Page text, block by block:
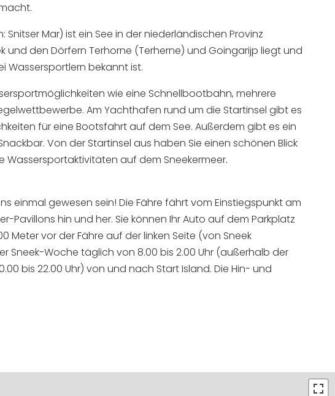
Snitser Mar) ist ein See in der niederländischen Provinz
und den Dörfern Terhorne (Terherne) und Goingarijp liegt und
Wassersportlern bekannt ist.
wie eine Schnellbootbahn, mehrere
Am Yachthafen rund um die Startinsel gibt es
für eine Bootsfahrt auf dem See. Außerdem gibt es ein
Von der Startinsel aus haben Sie einen schönen Blick
auf dem Sneekermeer.
einmal gewesen sein! Die Fähre fährt vom Einstiegspunkt am
Pavillons hin und her. Sie können Ihr Auto auf dem Parkplatz
Meter vor der Fähre auf der linken Seite (von Sneek
Sneek-Woche täglich von 8.00 bis 2.00 Uhr (außerhalb der
bis 22.00 Uhr) von und nach Start Island. Die Hin- und